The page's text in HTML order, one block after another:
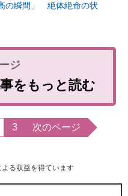
の瞬間」 絶体絶命の状
をもっと読む
3 次のページ
る収益を得ています